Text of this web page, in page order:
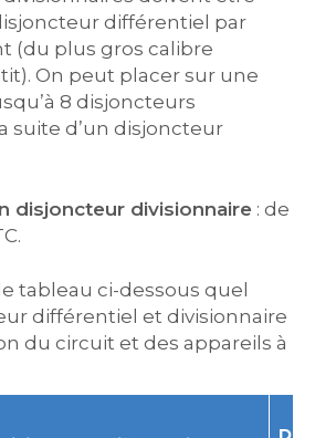
différentiel par
(du plus gros calibre
On peut placer sur une
8 disjoncteurs
suite d’un disjoncteur
disjoncteur divisionnaire : de
tableau ci-dessous quel
différentiel et divisionnaire
du circuit et des appareils à